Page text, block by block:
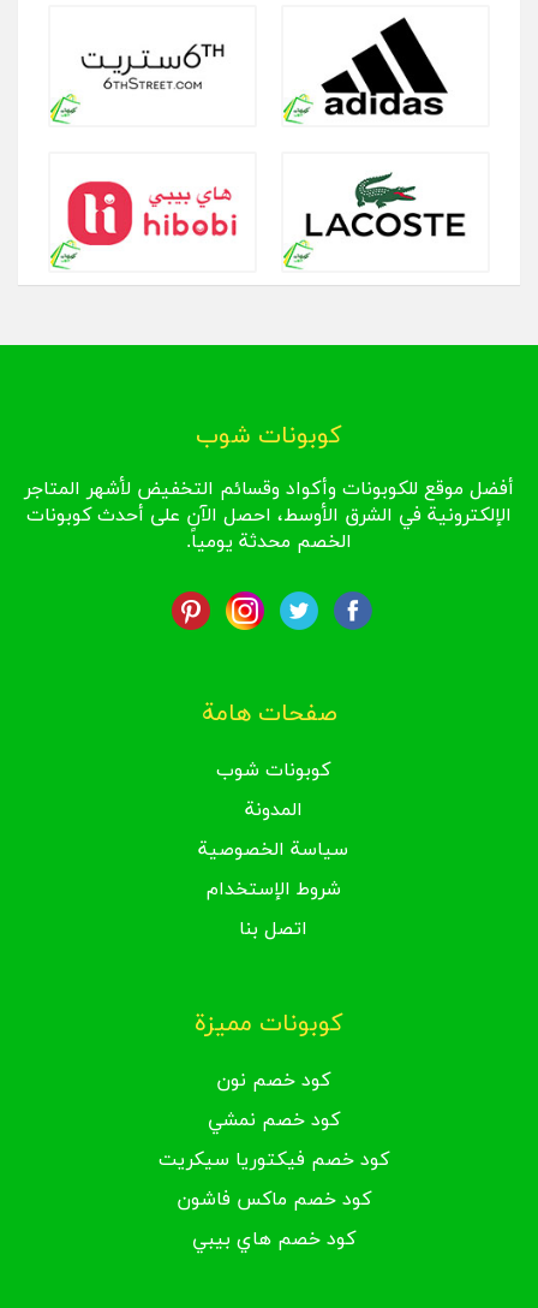
كوبونات شوب
أفضل موقع للكوبونات وأكواد وقسائم التخفيض لأشهر المتاجر
الإلكترونية في الشرق الأوسط، احصل الآن على أحدث كوبونات
الخصم محدثة يومياً.
صفحات هامة
كوبونات شوب
المدونة
سياسة الخصوصية
شروط الإستخدام
اتصل بنا
كوبونات مميزة
كود خصم نون
كود خصم نمشي
كود خصم فيكتوريا سيكريت
كود خصم ماكس فاشون
كود خصم هاي بيبي